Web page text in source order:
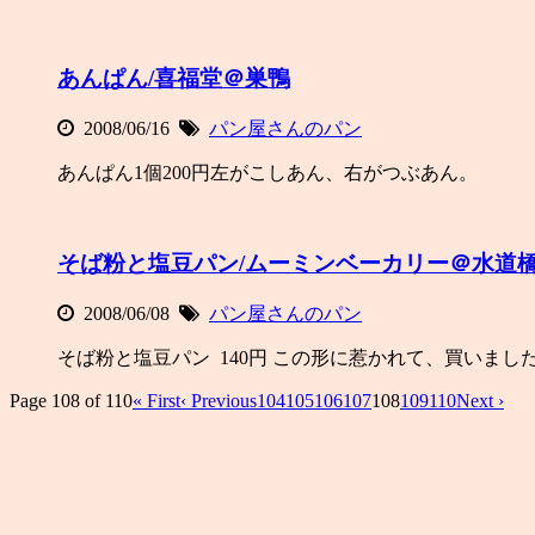
あんぱん/喜福堂＠巣鴨
2008/06/16 パン屋さんのパン
あんぱん1個200円左がこしあん、右がつぶあん。
そば粉と塩豆パン/ムーミンベーカリー＠水道
2008/06/08 パン屋さんのパン
そば粉と塩豆パン 140円 この形に惹かれて、買いまし
Page 108 of 110« First‹ Previous104105106107108109110Next ›